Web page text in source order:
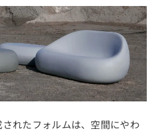
れたフォルムは、空間にやわ